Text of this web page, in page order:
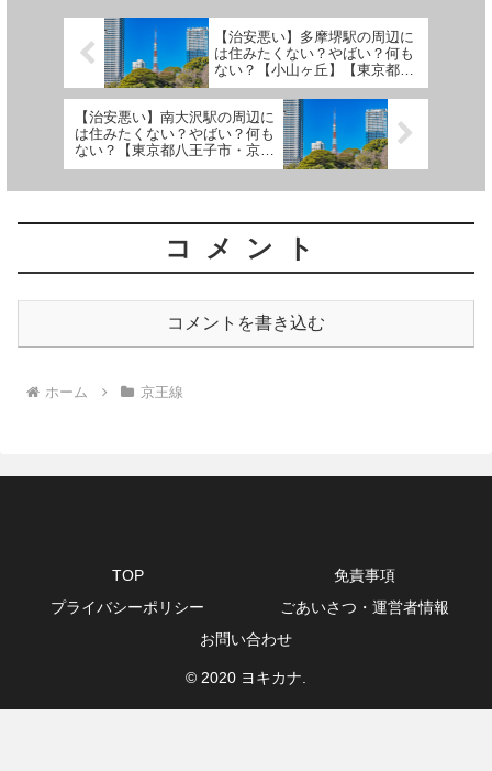
【治安悪い】多摩堺駅の周辺に
は住みたくない？やばい？何も
ない？【小山ヶ丘】【東京都町
田市・京王線】
【治安悪い】南大沢駅の周辺に
は住みたくない？やばい？何も
ない？【東京都八王子市・京王
線】
コメント
コメントを書き込む
ホーム 京王線
TOP
免責事項
プライバシーポリシー
ごあいさつ・運営者情報
お問い合わせ
© 2020 ヨキカナ.